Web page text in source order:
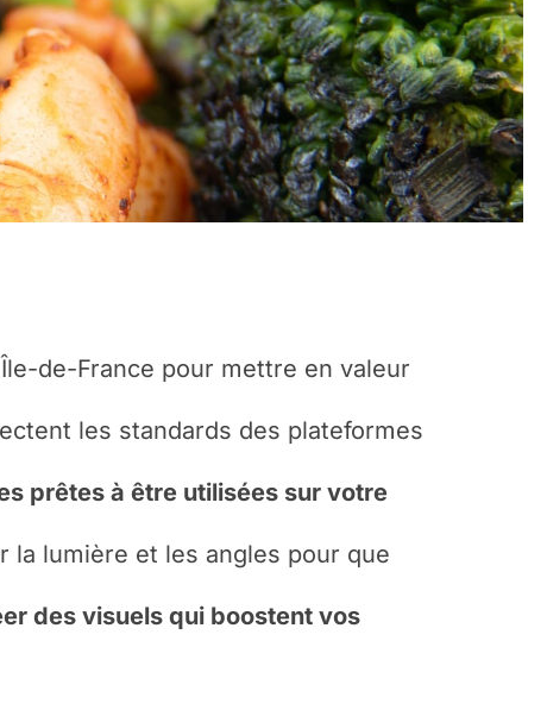
de-France pour mettre en valeur
les standards des plateformes
prêtes à être utilisées sur votre
la lumière et les angles pour que
des visuels qui boostent vos